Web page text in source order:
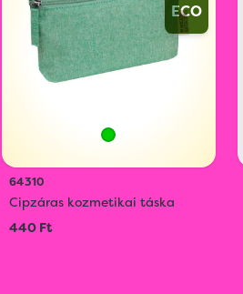
ECO
64310
Cipzáras kozmetikai táska
440 Ft